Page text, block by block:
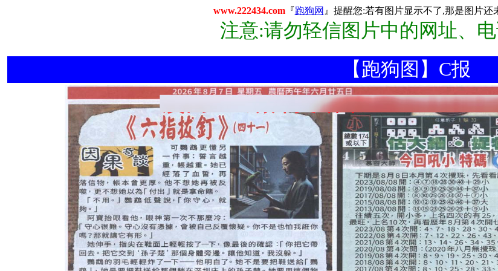
www.222434.com『跑狗网 』提醒您:若有图片显示不了,那是图片还
注意:请勿轻信图片中的网址、电
【跑狗图】C报